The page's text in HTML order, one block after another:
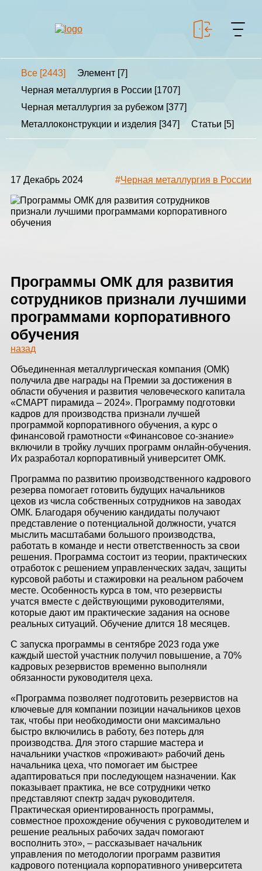
МЕТАЛЛОКОНСТРУКЦИИ
КАЛЬКУЛЯТОР
МЕТАЛЛОКОНСТРУКЦИЙ
ПРОЕКТИРОВАНИЕ
БЫСТРОВОЗВОДИМЫЕ
ЗДАНИЯ
О ЗАВОДЕ
ПРОЕКТЫ
КАЧЕСТВО
МОНТАЖ
НОВОСТИ
КОНТАКТЫ
ЛИЧНЫЙ КАБИНЕТ
ЛИЧНЫЙ КАБИНЕТ
КЛИЕНТА
Все [2443]
Элемент [7]
Черная металлургия в России [1707]
Черная металлургия за рубежом [377]
Металлоконструкции и изделия [347]
Статьи [5]
17 Декабрь 2024 #Черная металлургия в России
Программы ОМК для развития
сотрудников признали лучшими
программами корпоративного
обучения
назад
Объединенная металлургическая компания (ОМК)
получила две награды на Премии за достижения в
области обучения и развития человеческого капитала
«СМАРТ пирамида – 2024». Программу подготовки
кадров для производства признали лучшей
программой корпоративного обучения, а курс о
финансовой грамотности «Финансовое со-знание»
включили в тройку лучших программ онлайн-обучения.
Их разработал корпоративный университет ОМК.
Программа по развитию производственного кадрового
резерва помогает готовить будущих начальников
цехов из числа собственных сотрудников на заводах
ОМК. Благодаря обучению кандидаты получают
представление о потенциальной должности, учатся
мыслить масштабами большого производства,
работать в команде и нести ответственность за свои
решения. Программа состоит из теории, практических
отработок с решением управленческих задач, защиты
курсовой работы и стажировки на реальном рабочем
месте. Особенность курса в том, что резервисты
учатся вместе с действующими руководителями,
которые дают им практические задания на основе
реальных ситуаций. Обучение длится 18 месяцев.
С запуска программы в сентябре 2023 года уже
каждый шестой участник получил повышение, а 70%
кадровых резервистов временно выполняли
обязанности руководителя цеха.
«Программа позволяет подготовить резервистов на
ключевые для компании позиции начальников цехов
так, чтобы при необходимости они максимально
быстро включились в работу, без потерь для
производства. Для этого старшие мастера и
начальники участков «проживают» рабочий день
начальника цеха, что помогает им быстрее
адаптироваться при последующем назначении. Как
показывает практика, не все сотрудники четко
представляют спектр задач руководителя.
Практическая ориентированность программы,
совместное прохождение обучения с руководителем и
решение реальных рабочих задач помогают
восполнить это», – рассказывает начальник
управления по методологии программ развития
кадрового потенциала корпоративного университета